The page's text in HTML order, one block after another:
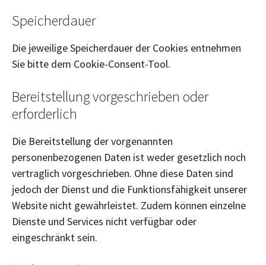
Speicherdauer
Die jeweilige Speicherdauer der Cookies entnehmen
Sie bitte dem Cookie-Consent-Tool.
Bereitstellung vorgeschrieben oder
erforderlich
Die Bereitstellung der vorgenannten
personenbezogenen Daten ist weder gesetzlich noch
vertraglich vorgeschrieben. Ohne diese Daten sind
jedoch der Dienst und die Funktionsfähigkeit unserer
Website nicht gewährleistet. Zudem können einzelne
Dienste und Services nicht verfügbar oder
eingeschränkt sein.